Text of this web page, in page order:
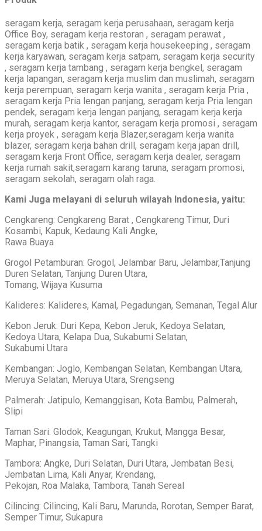
seragam kerja, seragam kerja perusahaan, seragam kerja
Office Boy, seragam kerja restoran , seragam perawat ,
seragam kerja batik , seragam kerja housekeeping , seragam
kerja karyawan, seragam kerja satpam, seragam kerja security
, seragam kerja tambang , seragam kerja bengkel, seragam
kerja lapangan, seragam kerja muslim dan muslimah, seragam
kerja perempuan, seragam kerja wanita , seragam kerja Pria ,
seragam kerja Pria lengan panjang, seragam kerja Pria lengan
pendek, seragam kerja lengan panjang, seragam kerja kerja
murah, seragam kerja kantor, seragam kerja promosi , seragam
kerja proyek , seragam kerja Blazer,seragam kerja wanita
blazer, seragam kerja bahan drill, seragam kerja japan drill,
seragam kerja Front Office, seragam kerja dealer, seragam
kerja rumah sakit,seragam karang taruna, seragam promosi,
seragam sekolah, seragam olah raga.
Kami Juga melayani di seluruh wilayah Indonesia, yaitu:
Cengkareng: Cengkareng Barat , Cengkareng Timur, Duri
Kosambi, Kapuk, Kedaung Kali Angke,
Rawa Buaya
Grogol Petamburan: Grogol, Jelambar Baru, Jelambar,Tanjung
Duren Selatan, Tanjung Duren Utara,
Tomang, Wijaya Kusuma
Kalideres: Kalideres, Kamal, Pegadungan, Semanan, Tegal Alur
Kebon Jeruk: Duri Kepa, Kebon Jeruk, Kedoya Selatan,
Kedoya Utara, Kelapa Dua, Sukabumi Selatan,
Sukabumi Utara
Kembangan: Joglo, Kembangan Selatan, Kembangan Utara,
Meruya Selatan, Meruya Utara, Srengseng
Palmerah: Jatipulo, Kemanggisan, Kota Bambu, Palmerah,
Slipi
Taman Sari: Glodok, Keagungan, Krukut, Mangga Besar,
Maphar, Pinangsia, Taman Sari, Tangki
Tambora: Angke, Duri Selatan, Duri Utara, Jembatan Besi,
Jembatan Lima, Kali Anyar, Krendang,
Pekojan, Roa Malaka, Tambora, Tanah Sereal
Cilincing: Cilincing, Kali Baru, Marunda, Rorotan, Semper Barat,
Semper Timur, Sukapura